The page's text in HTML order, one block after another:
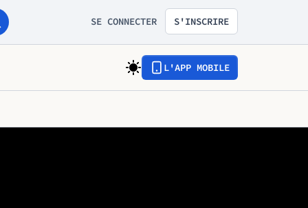
SE CONNECTER S'INSCRIRE
L'APP MOBILE